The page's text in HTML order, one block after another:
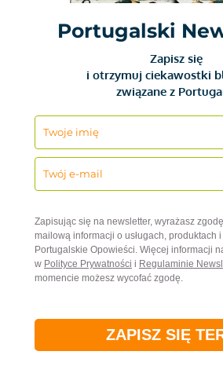
Portugalski
Zapisz się
i otrzymuj ciekawostki
związane z
Zapisując się na newsletter, wyrażasz
mailową informacji o usługach, produktach
Portugalskie Opowieści. Więcej informacji
w Polityce Prywatności i Regulaminie
momencie możesz wycofać zgodę.
ZAPISZ SIĘ